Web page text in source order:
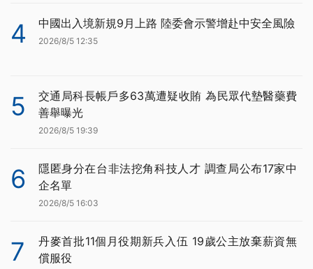
4 中國出入境新規9月上路 陸委會示警增赴中安全風險
2026/8/5 12:35
5
交通局科長帳戶多63萬遭疑收賄 為民眾代墊醫藥費
善舉曝光
2026/8/5 19:39
6
隱匿身分在台非法挖角科技人才 調查局公布17家中
企名單
2026/8/5 16:03
7
丹麥首批11個月役期新兵入伍 19歲公主放棄薪資無
償服役